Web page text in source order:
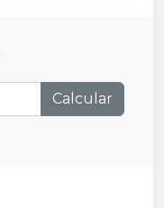
Calcular